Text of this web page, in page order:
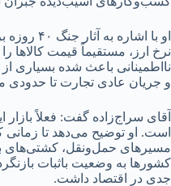
او با
نرخ ارز، مستقیماً قیمت کالاها
نااطمینانی باعث شده بسیاری از
و جریان عادی تجارت تا حدودی
آقای سراج‌زاده گفت: فعلاً بازار
است. او توضیح می‌دهد تا زمانی
مسیرهای حمل‌ونقل، کشتی‌های
کشورها به وضعیت باثبات
جدی در اقتصاد داشت.